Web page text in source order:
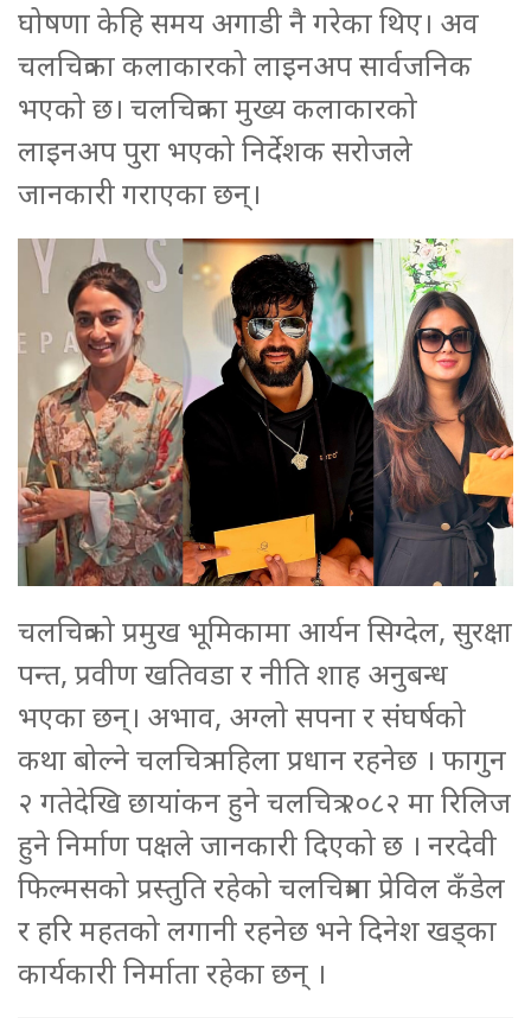
घोषणा केहि समय अगाडी नै गरेका थिए। अव
चलचित्रका कलाकारको लाइनअप सार्वजनिक
भएको छ। चलचित्रका मुख्य कलाकारको
लाइनअप पुरा भएको निर्देशक सरोजले
जानकारी गराएका छन्।
चलचित्रको प्रमुख भूमिकामा आर्यन सिग्देल, सुरक्षा
पन्त, प्रवीण खतिवडा र नीति शाह अनुबन्ध
भएका छन्। अभाव, अग्लो सपना र संघर्षको
कथा बोल्ने चलचित्र महिला प्रधान रहनेछ । फागुन
२ गतेदेखि छायांकन हुने चलचित्र २०८२ मा रिलिज
हुने निर्माण पक्षले जानकारी दिएको छ । नरदेवी
फिल्मसको प्रस्तुति रहेको चलचित्रमा प्रेविल कँडेल
र हरि महतको लगानी रहनेछ भने दिनेश खड्का
कार्यकारी निर्माता रहेका छन् ।